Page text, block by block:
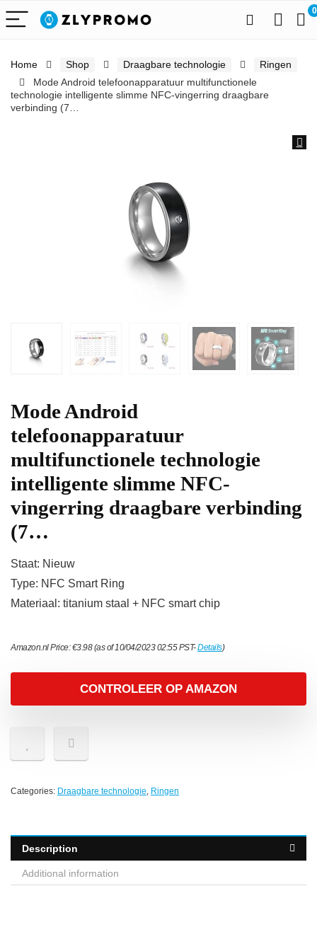
0
Home Shop Draagbare technologie
Ringen
Mode Android telefoonapparatuur multifunctionele
technologie intelligente slimme NFC-vingerring draagbare
verbinding (7…
Mode Android
telefoonapparatuur
multifunctionele technologie
intelligente slimme NFC-
vingerring draagbare verbinding
(7…
Staat: Nieuw
Type: NFC Smart Ring
Materiaal: titanium staal + NFC smart chip
Amazon.nl Price:€3.98(as of 10/04/2023 02:55 PST-Details)
CONTROLEER OP AMAZON
Categories: Draagbare technologie, Ringen
Description
Additional information